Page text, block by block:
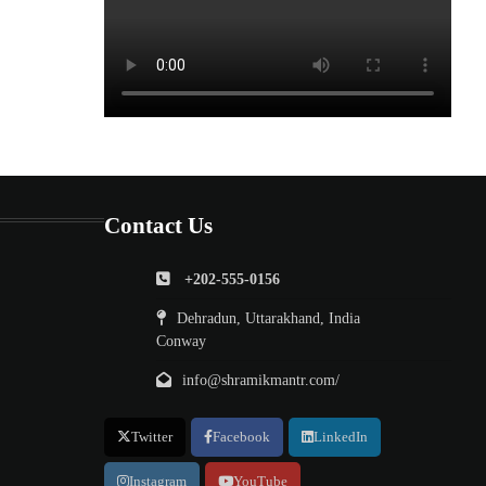
Contact Us
+202-555-0156
Dehradun, Uttarakhand, India
Conway
info@shramikmantr.com/
Twitter Facebook LinkedIn
Instagram YouTube